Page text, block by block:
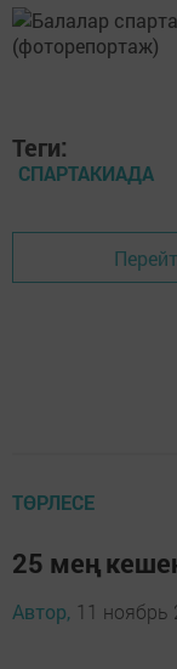
Теги:
СПАРТАКИАДА
ТӨРЛЕСЕ
25 мең
Автор, 11 ноябрь